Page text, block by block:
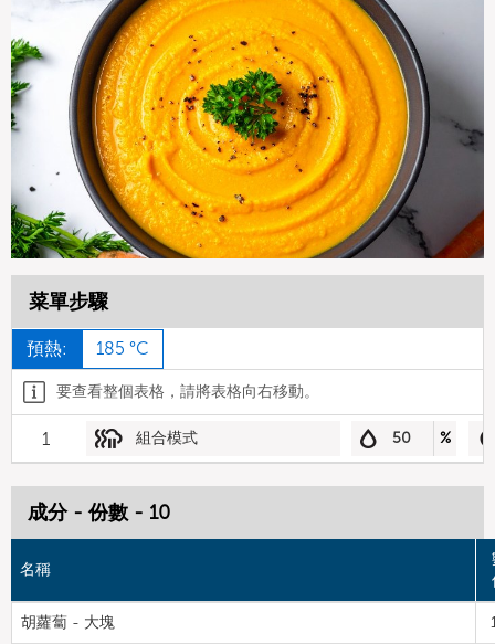
菜單步驟
預熱: 185 °C
要查看整個表格，請將表格向右移動。
1 組合模式 50 %
成分 - 份數 - 10
名稱
胡蘿蔔 - 大塊